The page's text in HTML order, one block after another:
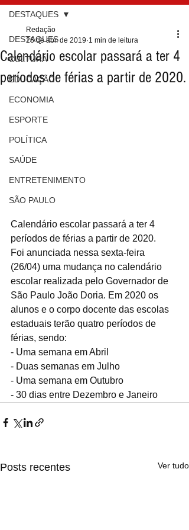
DESTAQUES
CULTURA
EDUCAÇÃO
ECONOMIA
ESPORTE
POLÍTICA
SAÚDE
ENTRETENIMENTO
SÃO PAULO
DESTAQUES
Calendário escolar passará a ter 4
períodos de férias a partir de 2020.
Redação
26 de abr. de 2019 1 min de leitura
Calendário escolar passará a ter 4
períodos de férias a partir de 2020.
Foi anunciada nessa sexta-feira
(26/04) uma mudança no calendário
escolar realizada pelo Governador de
São Paulo João Doria. Em 2020 os
alunos e o corpo docente das escolas
estaduais terão quatro períodos de
férias, sendo:
- Uma semana em Abril
- Duas semanas em Julho
- Uma semana em Outubro
- 30 dias entre Dezembro e Janeiro
Posts recentes Ver tudo